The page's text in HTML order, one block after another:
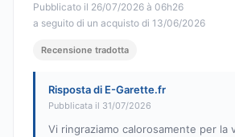
Pubblicato il 26/07/2026 à 06h26
a seguito di un acquisto di 13/06/2026
Recensione tradotta
Risposta di E-Garette.fr
Pubblicata il 31/07/2026
Vi ringraziamo calorosamente per la